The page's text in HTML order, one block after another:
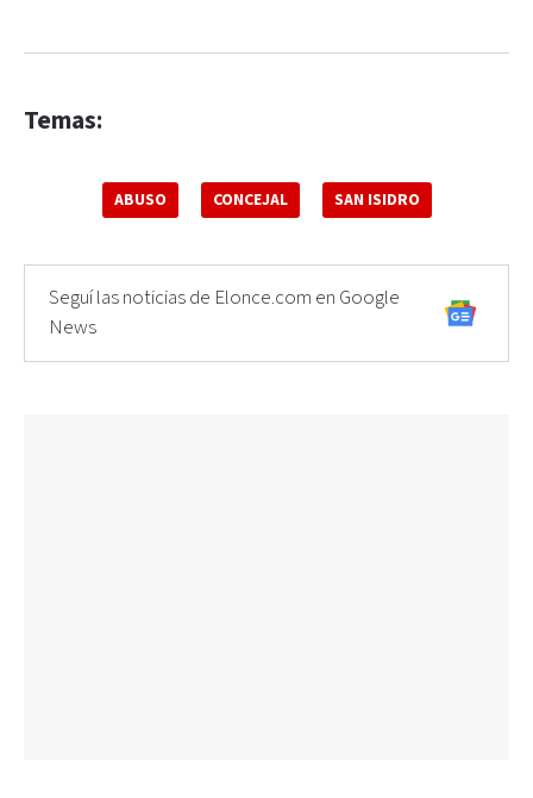
Temas:
ABUSO CONCEJAL SAN ISIDRO
Seguí las noticias de Elonce.com en Google
News